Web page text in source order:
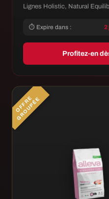
Lignes Holistic, Natural
⏱ Expire dans : 2
Profitez-en
O
F
F
R
E
G
R
O
U
P
É
E